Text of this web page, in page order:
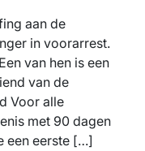
aan de
in voorarrest.
van hen is een
van de
Voor alle
met 90 dagen
een eerste […]